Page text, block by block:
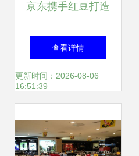
京东携手红豆打造
首个服饰类无界零
售店 无锡十一盛大
售场景
查看详情
更新时间：2026-08-06
16:51:39